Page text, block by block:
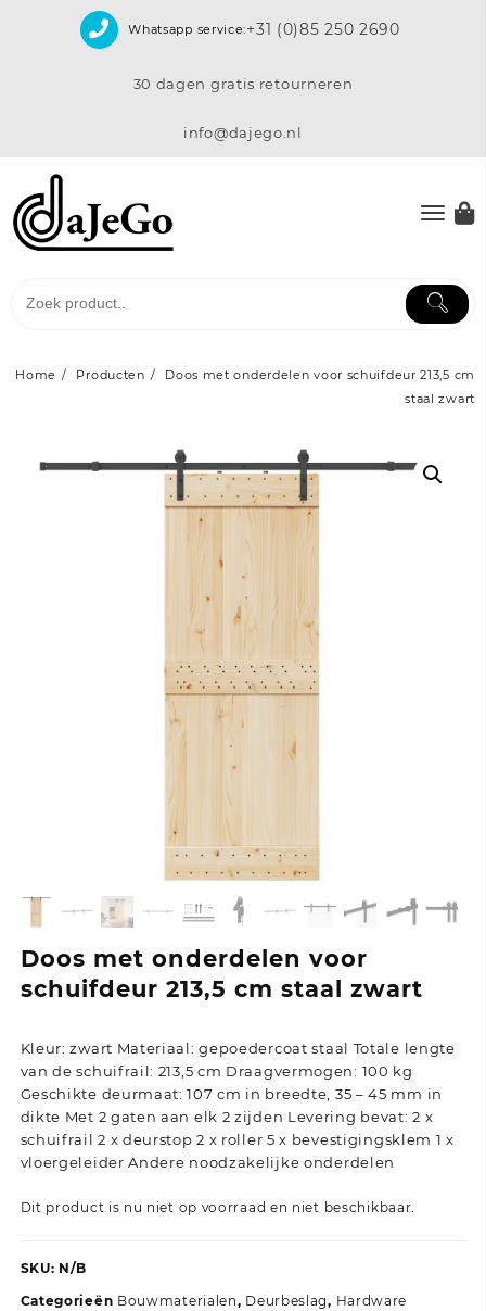
Whatsapp service:+31 (0)85 250 2690
30 dagen gratis retourneren
info@dajego.nl
Home Producten
Doos met onderdelen voor schuifdeur 213,5 cm
staal zwart
Doos met onderdelen voor
schuifdeur 213,5 cm staal zwart
Kleur: zwart Materiaal: gepoedercoat staal Totale lengte
van de schuifrail: 213,5 cm Draagvermogen: 100 kg
Geschikte deurmaat: 107 cm in breedte, 35 – 45 mm in
dikte Met 2 gaten aan elk 2 zijden Levering bevat: 2 x
schuifrail 2 x deurstop 2 x roller 5 x bevestigingsklem 1 x
vloergeleider Andere noodzakelijke onderdelen
Dit product is nu niet op voorraad en niet beschikbaar.
SKU: N/B
Categorieën Bouwmaterialen, Deurbeslag, Hardware